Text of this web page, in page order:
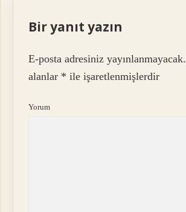
Bir yanıt yazın
E-posta adresiniz yayınlanmayacak.
alanlar * ile işaretlenmişlerdir
Yorum